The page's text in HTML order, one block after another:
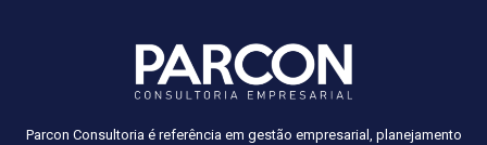
Parcon Consultoria é referência em gestão empresarial, planejamento